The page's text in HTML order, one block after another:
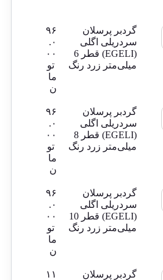
گردبر پرسلان
سردریلی اگلی
(EGELI) قطر 6
میلی‌متر زرد رنگ
۹۶
.۰
۰۰
تو
ما
ن
گردبر پرسلان
سردریلی اگلی
(EGELI) قطر 8
میلی‌متر زرد رنگ
۹۶
.۰
۰۰
تو
ما
ن
گردبر پرسلان
سردریلی اگلی
(EGELI) قطر 10
میلی‌متر زرد رنگ
۹۶
.۰
۰۰
تو
ما
ن
گردبر پرسلان
۱۱